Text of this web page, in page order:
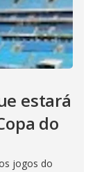
estará
do
jogos do